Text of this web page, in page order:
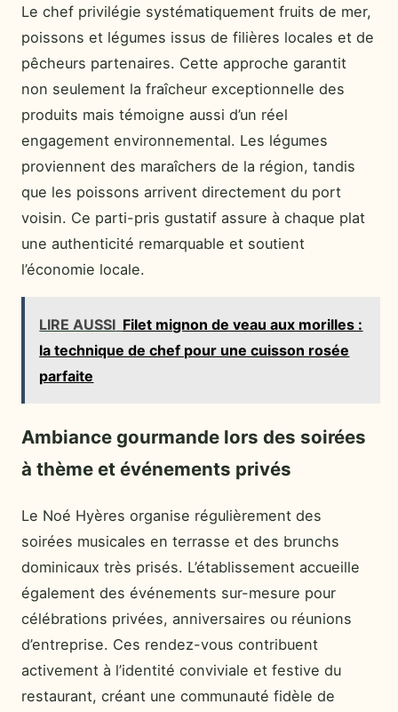
Le chef privilégie systématiquement fruits de mer,
poissons et légumes issus de filières locales et de
pêcheurs partenaires. Cette approche garantit
non seulement la fraîcheur exceptionnelle des
produits mais témoigne aussi d’un réel
engagement environnemental. Les légumes
proviennent des maraîchers de la région, tandis
que les poissons arrivent directement du port
voisin. Ce parti-pris gustatif assure à chaque plat
une authenticité remarquable et soutient
l’économie locale.
LIRE AUSSI Filet mignon de veau aux morilles :
la technique de chef pour une cuisson rosée
parfaite
Ambiance gourmande lors des soirées
à thème et événements privés
Le Noé Hyères organise régulièrement des
soirées musicales en terrasse et des brunchs
dominicaux très prisés. L’établissement accueille
également des événements sur-mesure pour
célébrations privées, anniversaires ou réunions
d’entreprise. Ces rendez-vous contribuent
activement à l’identité conviviale et festive du
restaurant, créant une communauté fidèle de